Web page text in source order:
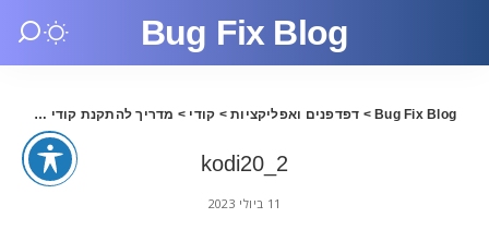
Bug Fix Blog
Bug Fix Blog
> דפדפנים ואפליקציות> קודי > מדריך להתקנת קודי 20.2 בעברית
kodi20_2
11 ביולי 2023